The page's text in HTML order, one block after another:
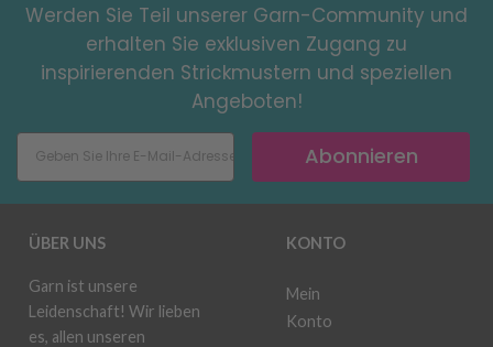
Werden Sie Teil unserer Garn-Community und
erhalten Sie exklusiven Zugang zu
inspirierenden Strickmustern und speziellen
Angeboten!
Abonnieren
ÜBER UNS
Garn ist unsere
Leidenschaft! Wir lieben
es, allen unseren
KONTO
Mein
Konto